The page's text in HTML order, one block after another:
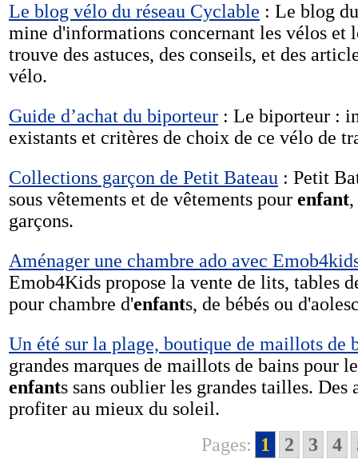
Le blog vélo du réseau Cyclable : Le blog
mine d'informations concernant les vélos et
trouve des astuces, des conseils, et des
vélo.
Guide d’achat du biporteur : Le biporteur :
existants et critères de choix de ce vélo de
Collections garçon de Petit Bateau : Petit
sous vêtements et de vêtements pour enfant
garçons.
Aménager une chambre ado avec
Emob4Kids propose la vente de lits, tables
pour chambre d'enfants, de bébés ou
Un été sur la plage, boutique de maillots de
grandes marques de maillots de bains pour
enfants sans oublier les grandes tailles. Des
profiter au mieux du soleil.
Pages: 1 2 3 4